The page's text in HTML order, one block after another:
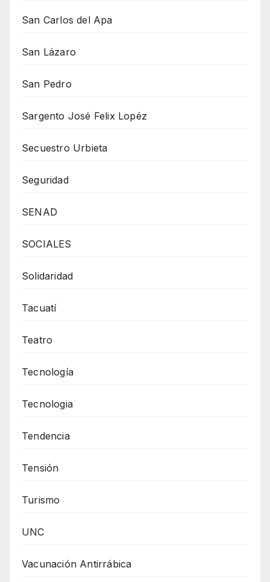
San Carlos del Apa
San Lázaro
San Pedro
Sargento José Felix Lopéz
Secuestro Urbieta
Seguridad
SENAD
SOCIALES
Solidaridad
Tacuatí
Teatro
Tecnología
Tecnologia
Tendencia
Tensión
Turismo
UNC
Vacunación Antirrábica